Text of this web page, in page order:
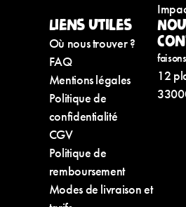
Liens utiles
Où nous trouver ?
FAQ
Mentions légales
Politique de
confidentialité
CGV
Politique de
remboursement
Modes de livraison et
12